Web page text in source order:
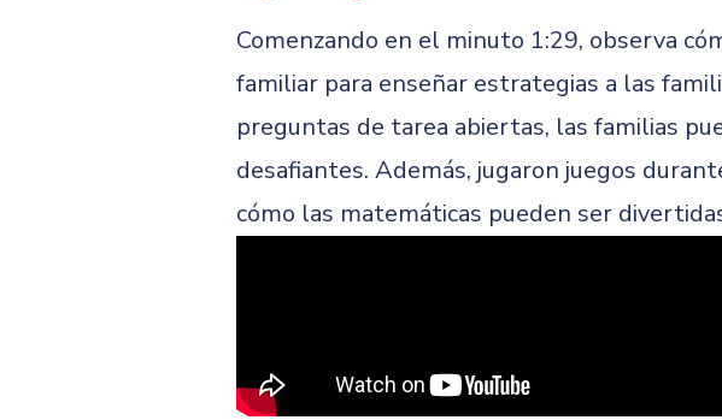
Comenzando en el minuto 1:29, observa
familiar para enseñar estrategias a las
preguntas de tarea abiertas, las familias
desafiantes. Además, jugaron juegos
cómo las matemáticas pueden ser